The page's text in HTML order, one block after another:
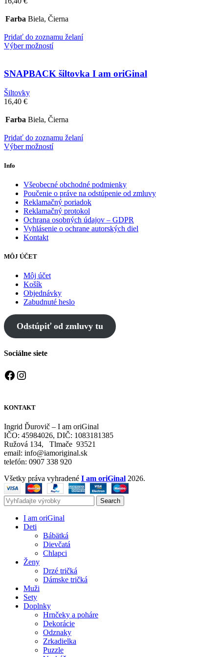
Farba Biela, Čierna
Pridať do zoznamu želaní
Výber možností
SNAPBACK šiltovka I am oriGinal
Šiltovky
16,40 €
Farba Biela, Čierna
Pridať do zoznamu želaní
Výber možností
Info
Všeobecné obchodné podmienky
Poučenie o práve na odstúpenie od zmluvy
Reklamačný poriadok
Reklamačný protokol
Ochrana osobných údajov – GDPR
Vyhlásenie o ochrane autorských diel
Kontakt
MÔJ ÚČET
Môj účet
Košík
Objednávky
Zabudnuté heslo
Odstúpiť od zmluvy tu
Sociálne siete
Facebook
Instagram
KONTAKT
Ingrid Ďurovič – I am oriGinal
IČO: 45984026, DIČ: 1083181385
Ružová 134, Tlmače 93521
email: info@iamoriginal.sk
telefón: 0907 338 920
Všetky práva vyhradené I am oriGinal 2026.
Search
I am oriGinal
Deti
Bábätká
Dievčatá
Chlapci
Ženy
Drzé tričká
Dámske tričká
Muži
Sety
Doplnky
Hrnčeky a poháre
Dekorácie
Odznaky
Zrkadielka
Puzzle